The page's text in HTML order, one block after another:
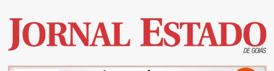
content